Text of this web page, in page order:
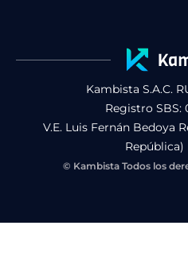
Kambista S.A.C.
Registro SBS:
V.E. Luis Fernán Bedoya
República)
© Kambista Todos los